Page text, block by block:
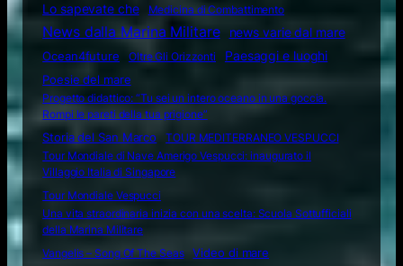
Lo sapevate che Medicina di Combattimento
News dalla Marina Militare
news varie dal mare
Ocean4future
Oltre Gli Orizzonti
Paesaggi e luoghi
Poesie del mare
Progetto didattico: “Tu sei un intero oceano in una goccia.
Rompi le pareti della tua prigione”
Storia del San Marco
TOUR MEDITERRANEO VESPUCCI
Tour Mondiale di Nave Amerigo Vespucci: inaugurato il
Villaggio Italia di Singapore
Tour Mondiale Vespucci
Una vita straordinaria inizia con una scelta: Scuola Sottufficiali
della Marina Militare
Vangelis – Song Of The Seas
Video di mare